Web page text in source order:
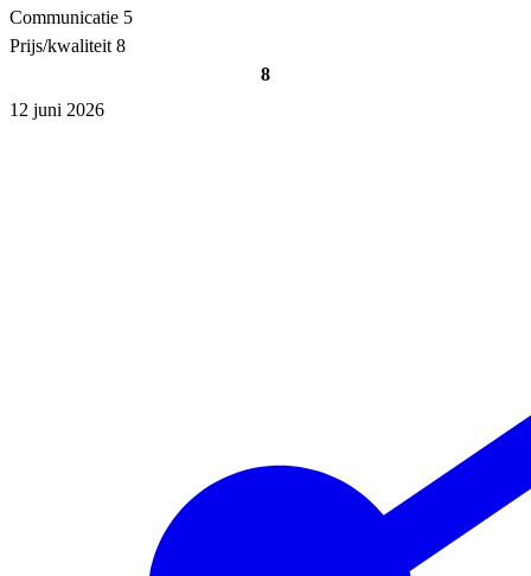
Communicatie 5
Prijs/kwaliteit 8
8
12 juni 2026